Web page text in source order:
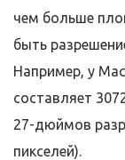
чем больше
быть
Например, у
составляет
27-дюймов
пикселей).